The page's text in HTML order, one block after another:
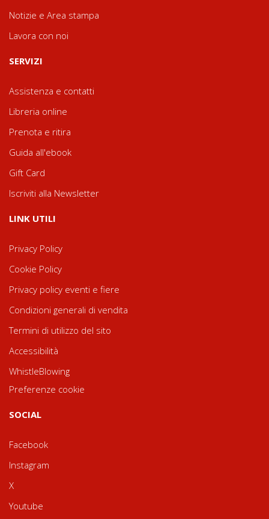
Notizie e Area stampa
Lavora con noi
SERVIZI
Assistenza e contatti
Libreria online
Prenota e ritira
Guida all'ebook
Gift Card
Iscriviti alla Newsletter
LINK UTILI
Privacy Policy
Cookie Policy
Privacy policy eventi e fiere
Condizioni generali di vendita
Termini di utilizzo del sito
Accessibilità
WhistleBlowing
Preferenze cookie
SOCIAL
Facebook
Instagram
X
Youtube